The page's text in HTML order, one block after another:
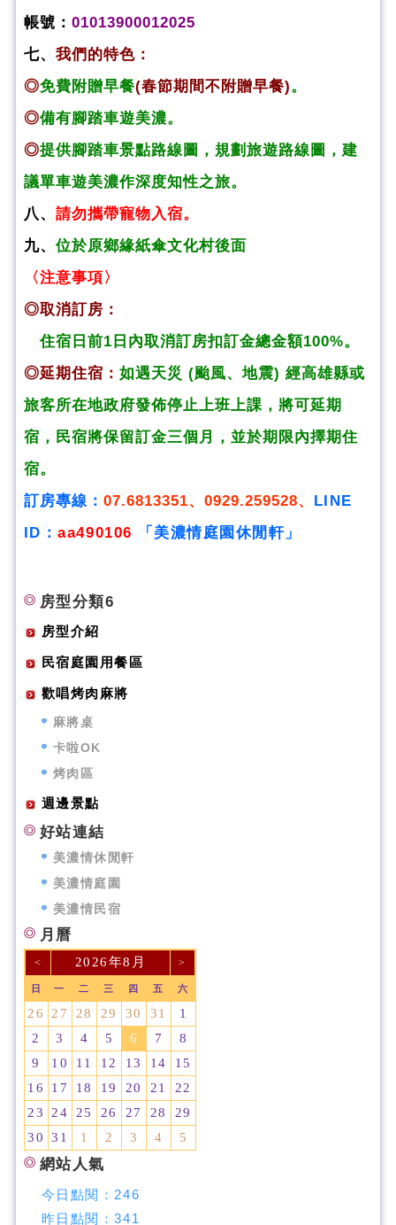
帳號： 01013900012025
七、 我們的特色：
◎免費附贈早餐(春節期間不附贈早餐) 。
◎備有腳踏車遊美濃。
◎提供腳踏車景點路線圖，規劃旅遊路線圖，建
議單車遊美濃作深度知性之旅。
八、 請勿攜帶寵物入宿。
九、 位於原鄉緣紙傘文化村後面
〈注意事項〉
◎取消訂房：
住宿日前1日內取消訂房扣訂金總金額100%。
◎延期住宿： 如遇天災 (颱風、地震) 經高雄縣或
旅客所在地政府發佈停止上班上課，將可延期
宿，民宿將保留訂金三個月，並於期限內擇期住
宿。
訂房專線： 07.6813351、0929.259528、 LINE
ID：aa490106 「美濃情庭園休閒軒」
房型分類6
房型介紹
民宿庭園用餐區
歡唱烤肉麻將
麻將桌
卡啦OK
烤肉區
週邊景點
好站連結
美濃情休閒軒
美濃情庭園
美濃情民宿
月曆
< 2026年8月 >
日 一 二 三 四 五 六
26 27 28 29 30 31
1
2
3 4 5 6 7
8
9
10 11 12 13 14
15
16
17 18 19 20 21
22
23
24 25 26 27 28
29
30
31 1 2 3 4 5
網站人氣
今日點閱： 246
昨日點閱：341